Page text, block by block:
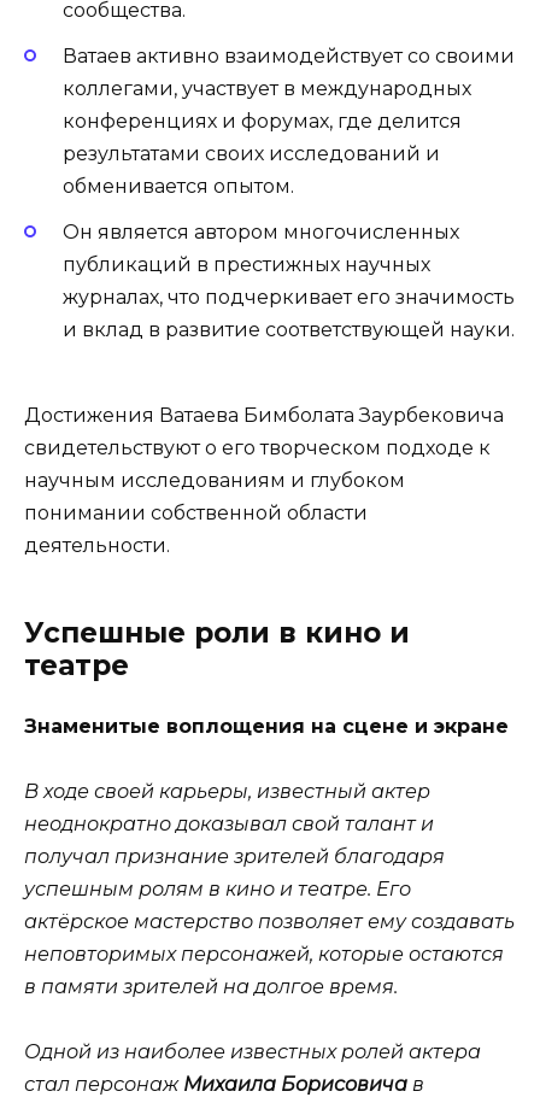
сообщества.
Ватаев активно взаимодействует со своими
коллегами, участвует в международных
конференциях и форумах, где делится
результатами своих исследований и
обменивается опытом.
Он является автором многочисленных
публикаций в престижных научных
журналах, что подчеркивает его значимость
и вклад в развитие соответствующей науки.
Достижения Ватаева Бимболата Заурбековича
свидетельствуют о его творческом подходе к
научным исследованиям и глубоком
понимании собственной области
деятельности.
Успешные роли в кино и
театре
Знаменитые воплощения на сцене и экране
В ходе своей карьеры, известный актер
неоднократно доказывал свой талант и
получал признание зрителей благодаря
успешным ролям в кино и театре. Его
актёрское мастерство позволяет ему создавать
неповторимых персонажей, которые остаются
в памяти зрителей на долгое время.
Одной из наиболее известных ролей актера
стал персонаж Михаила Борисовича в